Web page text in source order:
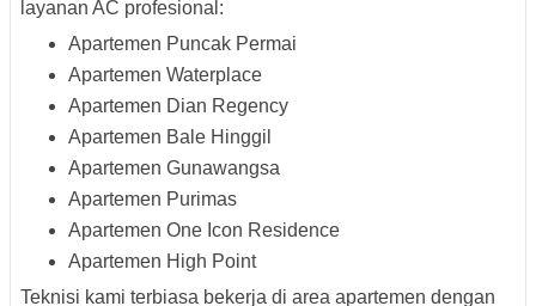
layanan AC profesional:
Apartemen Puncak Permai
Apartemen Waterplace
Apartemen Dian Regency
Apartemen Bale Hinggil
Apartemen Gunawangsa
Apartemen Purimas
Apartemen One Icon Residence
Apartemen High Point
Teknisi kami terbiasa bekerja di area apartemen dengan